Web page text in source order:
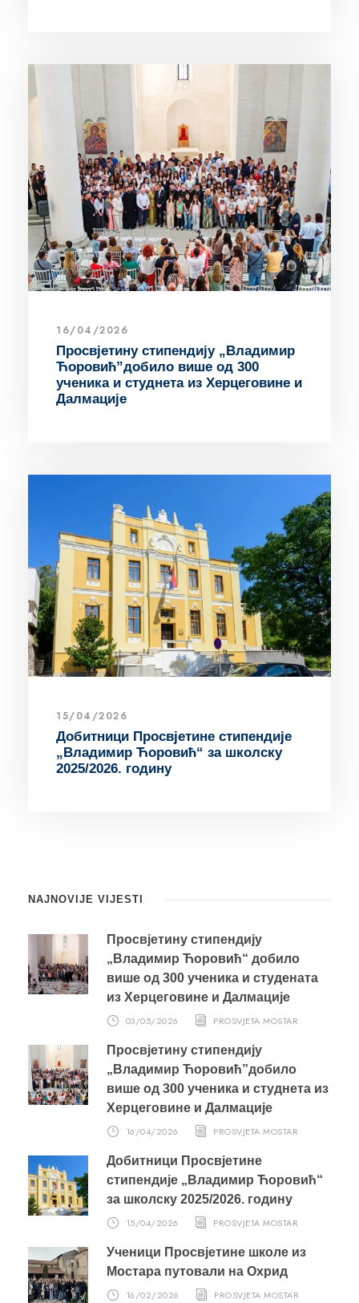
16/04/2026
Просвјетину стипендију „Владимир
Ћоровић”добило више од 300
ученика и студнета из Херцеговине и
Далмације
15/04/2026
Добитници Просвјетине стипендије
„Владимир Ћоровић“ за школску
2025/2026. годину
NAJNOVIJE VIJESTI
Просвјетину стипендију
„Владимир Ћоровић“ добило
више од 300 ученика и студената
из Херцеговине и Далмације
03/05/2026 PROSVJETA MOSTAR
Просвјетину стипендију
„Владимир Ћоровић”добило
више од 300 ученика и студнета из
Херцеговине и Далмације
16/04/2026 PROSVJETA MOSTAR
Добитници Просвјетине
стипендије „Владимир Ћоровић“
за школску 2025/2026. годину
15/04/2026 PROSVJETA MOSTAR
Ученици Просвјетине школе из
Мостара путовали на Охрид
16/02/2026 PROSVJETA MOSTAR